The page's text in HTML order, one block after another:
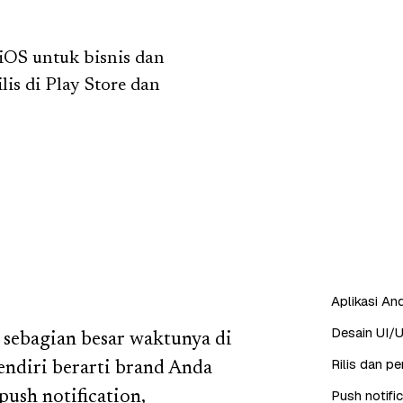
untuk bisnis dan
di Play Store dan
besar waktunya di
berarti brand Anda
notification,
Aplikasi
Desain UI/
Rilis dan
Push